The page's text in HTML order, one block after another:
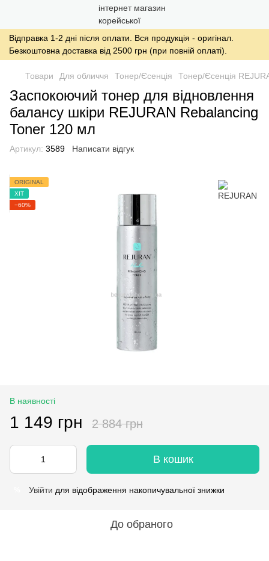
Відправка 1-2 дні після оплати. Вся продукція - оригінал.
Безкоштовна доставка від 2500 грн (при повній оплаті).
Товари Для обличчя Тонер/Єсенція Тонер/Єсенція
Заспокоючий тонер для відновлення
балансу шкіри REJURAN Rebalancing
Toner 120 мл
Артикул: 3589 Написати відгук
ORIGINAL
ХІТ
−60%
В наявності
1 149 грн 2 884 грн
В кошик
Увійти для відображення накопичувальної знижки
До обраного